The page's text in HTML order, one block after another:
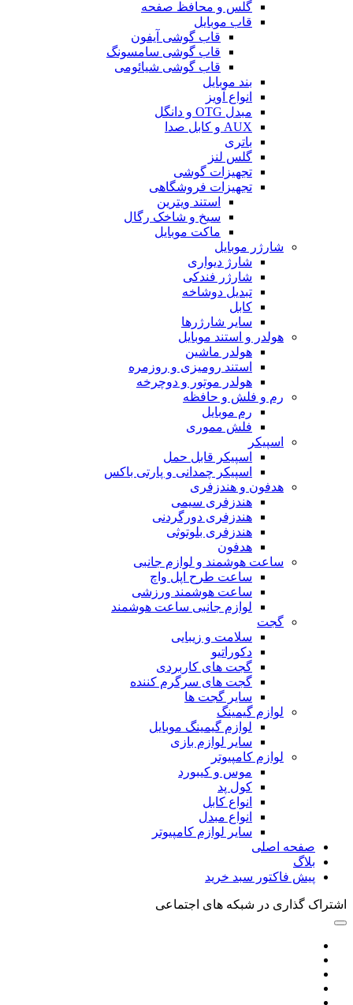
گلس و محافظ صفحه
قاب موبایل
قاب گوشی آیفون
قاب گوشی سامسونگ
قاب گوشی شیائومی
بند موبایل
انواع آویز
مبدل OTG و دانگل
AUX و کابل صدا
باتری
گلس لنز
تجهیزات گوشی
تجهیزات فروشگاهی
استند ویترین
سیخ و شاخک رگال
ماکت موبایل
شارژر موبایل
شارژ دیواری
شارژر فندکی
تبدیل دوشاخه
کابل
سایر شارژرها
هولدر و استند موبایل
هولدر ماشین
استند رومیزی و روزمره
هولدر موتور و دوچرخه
رم و فلش و حافظه
رم موبایل
فلش مموری
اسپیکر
اسپیکر قابل حمل
اسپیکر چمدانی و پارتی باکس
هدفون و هندزفری
هندزفری سیمی
هندزفری دورگردنی
هندزفری بلوتوثی
هدفون
ساعت هوشمند و لوازم جانبی
ساعت طرح اپل واچ
ساعت هوشمند ورزشی
لوازم جانبی ساعت هوشمند
گجت
سلامت و زیبایی
دکوراتیو
گجت های کاربردی
گجت های سرگرم کننده
سایر گجت ها
لوازم گیمینگ
لوازم گیمینگ موبایل
سایر لوازم بازی
لوازم کامپیوتر
موس و کیبورد
کول پد
انواع کابل
انواع مبدل
سایر لوازم کامپیوتر
صفحه اصلی
بلاگ
پیش فاکتور سبد خرید
اشتراک گذاری در شبکه های اجتماعی